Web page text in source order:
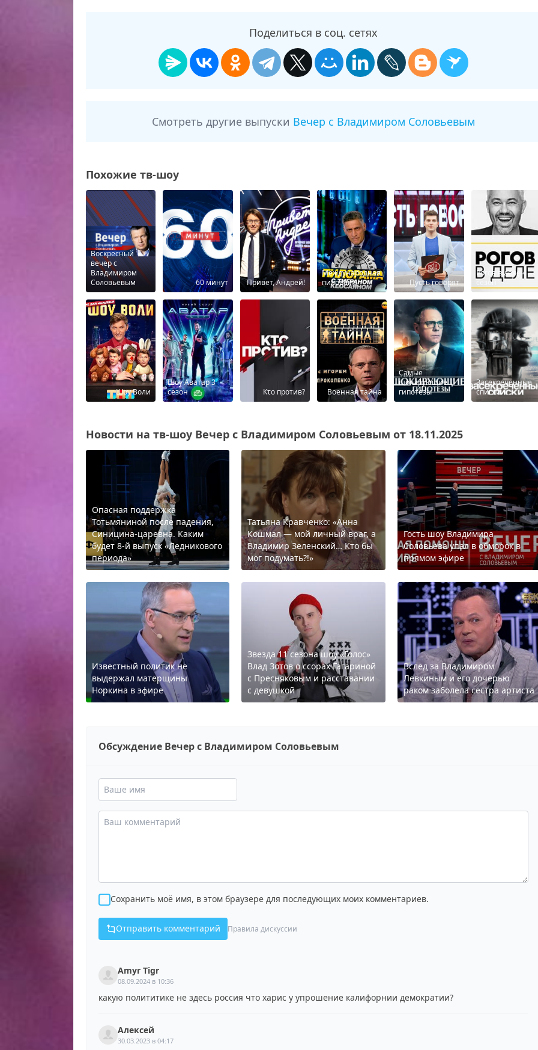
Поделиться в соц. сетях
Смотреть другие выпуски Вечер с Владимиром Соловьевым
Похожие тв-шоу
Воскресный
вечер с
Владимиром
Соловьевым
60 минут Привет, Андрей!
Международная
пилорама
Пусть говорят
Рогов в деле 4
сезон
Шоу Воли
Шоу Аватар 3
сезон
Кτо против? Военная тайна
Самые
шокирующие
гипотезы
Засекреченные
списки
Новости на тв-шоу Вечер с Владимиром Соловьевым от 18.11.2025
Опасная поддержка
Тотьмяниной после падения,
Синицина-царевна. Каким
будет 8-й выпуск «Ледникового
периода»
Татьяна Кравченко: «Анна
Кошмал — мой личный враг, а
Владимир Зеленский… Кто бы
мог подумать?!»
Гость шоу Владимира
Соловьева упал в обморок в
прямом эфире
Известный политик не
выдержал матерщины
Норкина в эфире
Звезда 11 сезона шоу «Голос»
Влад Зотов о ссорах Гагариной
с Пресняковым и расставании
с девушкой
Вслед за Владимиром
Левкиным и его дочерью
раком заболела сестра артиста
Обсуждение Вечер с Владимиром Соловьевым
Сохранить моё имя, в этом браузере для последующих моих комментариев.
Отправить комментарий Правила дискуссии
Amyr Tigr
08.09.2024 в 10:36
какую полититике не здесь россия что харис у упрошение калифорнии демократии?
Алексей
30.03.2023 в 04:17